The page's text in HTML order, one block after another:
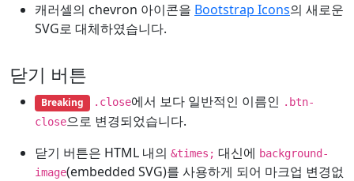
캐러셀의 chevron 아이콘을 Bootstrap Icons의 새로운
SVG로 대체하였습니다.
닫기 버튼
Breaking .close에서 보다 일반적인 이름인 .btn-
close으로 변경되었습니다.
닫기 버튼은 HTML 내의 &times; 대신에 background-
image(embedded SVG)를 사용하게 되어 마크업 변경없